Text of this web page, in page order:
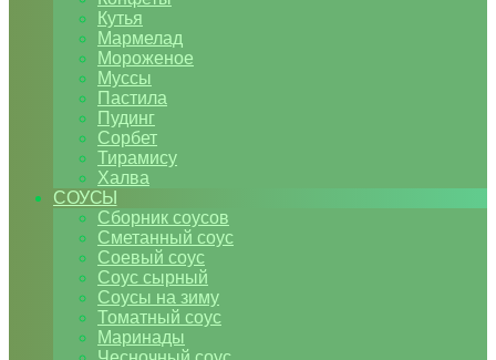
Кутья
Мармелад
Мороженое
Муссы
Пастила
Пудинг
Сорбет
Тирамису
Халва
СОУСЫ
Сборник соусов
Сметанный соус
Соевый соус
Соус сырный
Соусы на зиму
Томатный соус
Маринады